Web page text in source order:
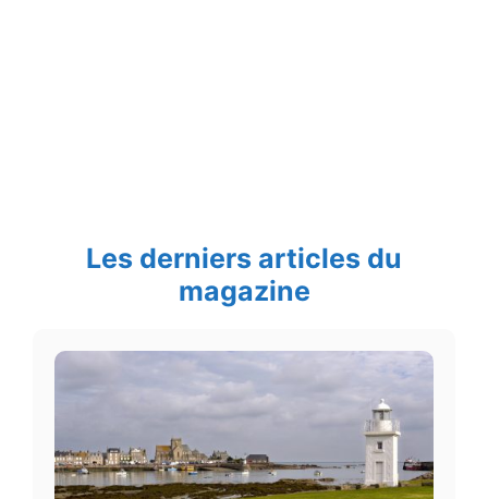
Les derniers articles du
magazine